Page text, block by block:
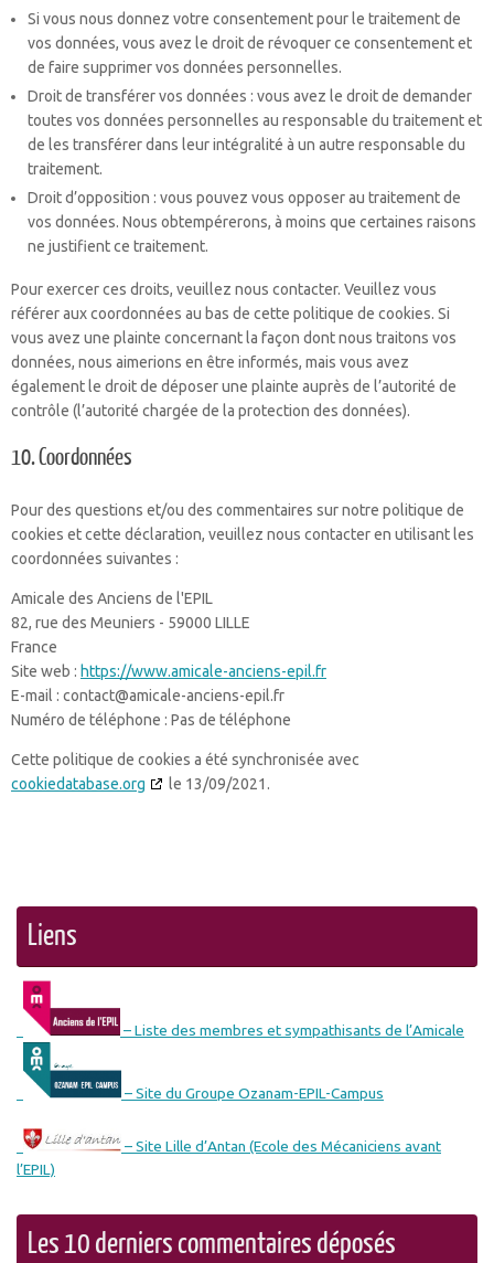
Si vous nous donnez votre consentement pour le traitement de
vos données, vous avez le droit de révoquer ce consentement et
de faire supprimer vos données personnelles.
Droit de transférer vos données : vous avez le droit de demander
toutes vos données personnelles au responsable du traitement et
de les transférer dans leur intégralité à un autre responsable du
traitement.
Droit d’opposition : vous pouvez vous opposer au traitement de
vos données. Nous obtempérerons, à moins que certaines raisons
ne justifient ce traitement.
Pour exercer ces droits, veuillez nous contacter. Veuillez vous
référer aux coordonnées au bas de cette politique de cookies. Si
vous avez une plainte concernant la façon dont nous traitons vos
données, nous aimerions en être informés, mais vous avez
également le droit de déposer une plainte auprès de l’autorité de
contrôle (l’autorité chargée de la protection des données).
10. Coordonnées
Pour des questions et/ou des commentaires sur notre politique de
cookies et cette déclaration, veuillez nous contacter en utilisant les
coordonnées suivantes :
Amicale des Anciens de l'EPIL
82, rue des Meuniers - 59000 LILLE
France
Site web : https://www.amicale-anciens-epil.fr
E-mail : contact@amicale-anciens-epil.fr
Numéro de téléphone : Pas de téléphone
Cette politique de cookies a été synchronisée avec
cookiedatabase.org
le 13/09/2021.
Liens
– Liste des membres et sympathisants de l’Amicale
– Site du Groupe Ozanam-EPIL-Campus
– Site Lille d’Antan (Ecole des Mécaniciens avant
l’EPIL)
Les 10 derniers commentaires déposés